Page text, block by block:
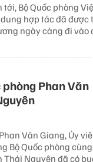
Bộ Quốc phòng
hợp tác đã được
ngày càng đi vào
Phan Văn
Văn Giang, Ủy
Bộ Quốc phòng
Nguyên đã có